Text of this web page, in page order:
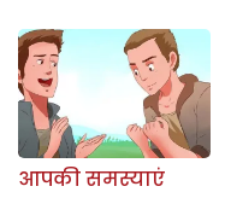
आपकी समस्याएं